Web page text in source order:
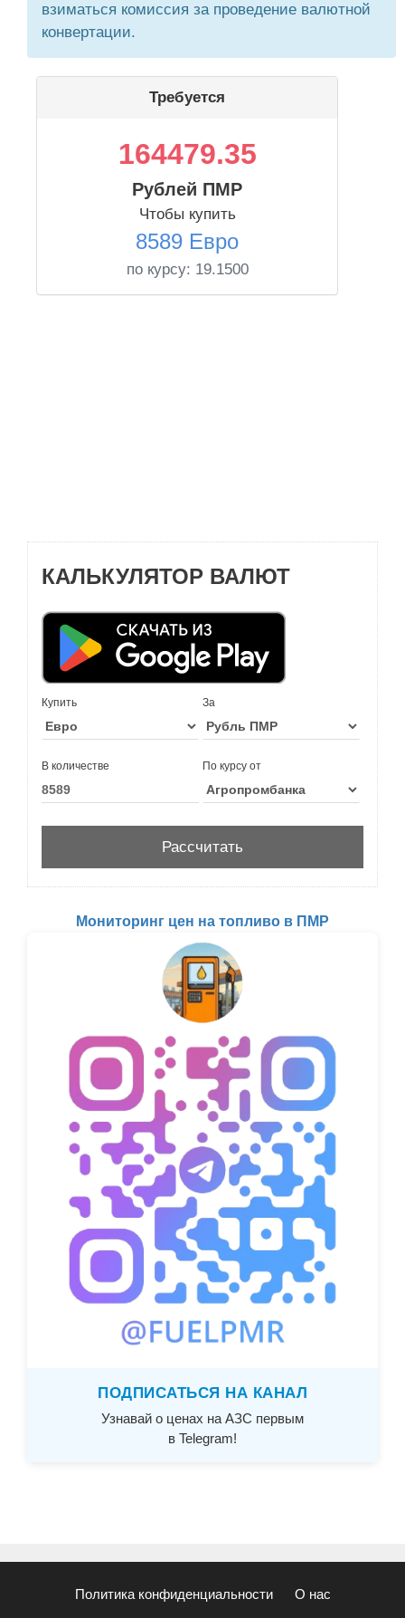
взиматься комиссия за проведение валютной
конвертации.
Требуется
164479.35
Рублей ПМР
Чтобы купить
8589 Евро
по курсу: 19.1500
КАЛЬКУЛЯТОР ВАЛЮТ
Купить За
В количестве По курсу от
Мониторинг цен на топливо в ПМР
ПОДПИСАТЬСЯ НА КАНАЛ
Узнавай о ценах на АЗС первым
в Telegram!
Политика конфиденциальности О нас